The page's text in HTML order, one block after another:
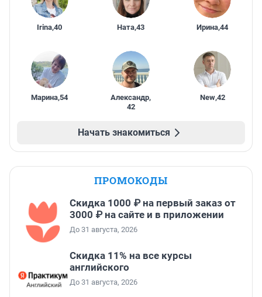
Irina,40 Ната,43 Ирина,44
Марина,54 Александр,
42
New,42
Начать знакомиться
ПРОМОКОДЫ
Скидка 1000 ₽ на первый заказ от
3000 ₽ на сайте и в приложении
До 31 августа, 2026
Скидка 11% на все курсы
английского
До 31 августа, 2026